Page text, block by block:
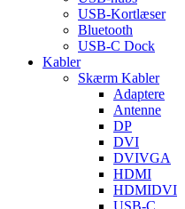
USB-Kortlæser
Bluetooth
USB-C Dock
Kabler
Skærm Kabler
Adaptere
Antenne
DP
DVI
DVIVGA
HDMI
HDMIDVI
USB-C